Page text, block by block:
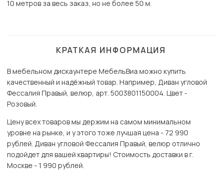
10 метров за весь заказ, но не более 50 м.
КРАТКАЯ ИНФОРМАЦИЯ
В мебельном дискаунтере МебельВиа можно купить
качественный и надёжный товар. Например, Диван угловой
Фессалия Правый, велюр, арт. 5003801150004. Цвет -
Розовый.
Цену всех товаров мы держим на самом минимальном
уровне на рынке, и у этого тоже лучшая цена - 72 990
рублей. Диван угловой Фессалия Правый, велюр отлично
подойдет для вашей квартиры! Стоимость доставки в г.
Москве - 1 990 рублей.